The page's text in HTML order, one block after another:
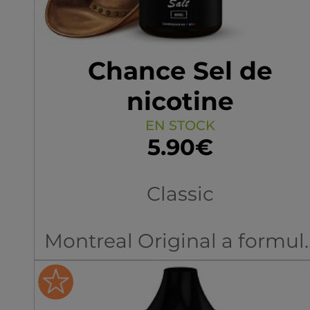
Chance Sel de
nicotine
EN STOCK
5.90€
Classic
Montreal Original a
un trio d'e-liquides
à l'origine, pour le public